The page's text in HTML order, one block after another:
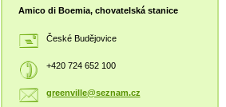
Amico di Boemia, chovatelská stanice
České Budějovice
+420 724 652 100
greenville@seznam.cz